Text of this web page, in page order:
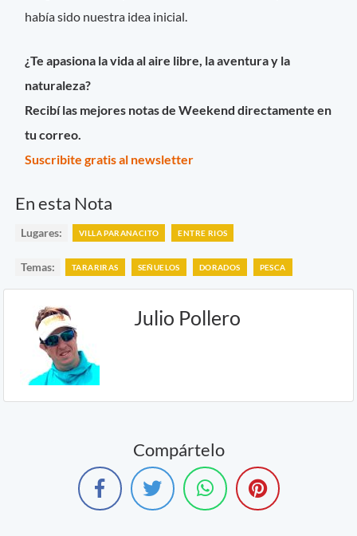
había sido nuestra idea inicial.
¿Te apasiona la vida al aire libre, la aventura y la
naturaleza?
Recibí las mejores notas de Weekend directamente en
tu correo.
Suscribite gratis al newsletter
En esta Nota
Lugares: VILLA PARANACITO ENTRE RIOS
Temas: TARARIRAS SEÑUELOS DORADOS PESCA
Julio Pollero
Compártelo